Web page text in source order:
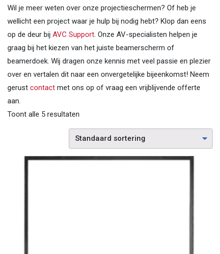
Wil je meer weten over onze projectieschermen? Of heb je
wellicht een project waar je hulp bij nodig hebt? Klop dan eens
op de deur bij AVC Support. Onze AV-specialisten helpen je
graag bij het kiezen van het juiste beamerscherm of
beamerdoek. Wij dragen onze kennis met veel passie en plezier
over en vertalen dit naar een onvergetelijke bijeenkomst! Neem
gerust contact met ons op of vraag een vrijblijvende offerte
aan.
Toont alle 5 resultaten